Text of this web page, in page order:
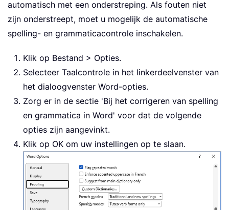
automatisch met een onderstreping. Als fouten niet
zijn onderstreept, moet u mogelijk de automatische
spelling- en grammaticacontrole inschakelen.
Klik op Bestand > Opties.
Selecteer Taalcontrole in het linkerdeelvenster van
het dialoogvenster Word-opties.
Zorg er in de sectie 'Bij het corrigeren van spelling
en grammatica in Word' voor dat de volgende
opties zijn aangevinkt.
Klik op OK om uw instellingen op te slaan.